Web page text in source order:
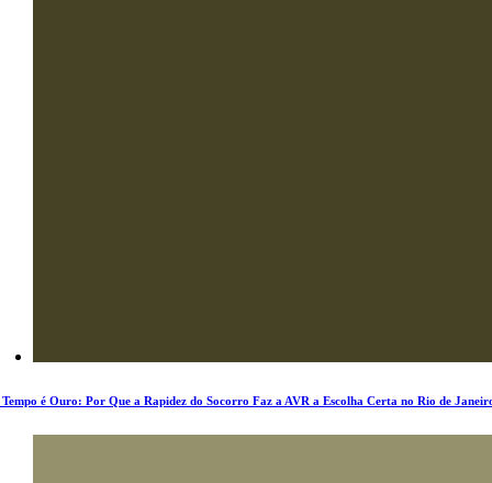
Tempo é Ouro: Por Que a Rapidez do Socorro Faz a AVR a Escolha Certa no Rio de